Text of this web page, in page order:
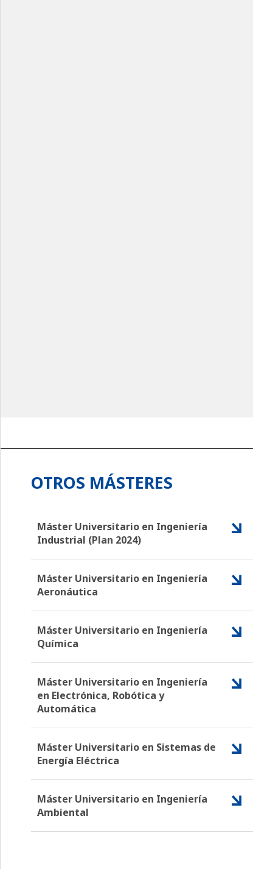
OTROS MÁSTERES
Máster Universitario en Ingeniería
Industrial (Plan 2024)
Máster Universitario en Ingeniería
Aeronáutica
Máster Universitario en Ingeniería
Química
Máster Universitario en Ingeniería
en Electrónica, Robótica y
Automática
Máster Universitario en Sistemas de
Energía Eléctrica
Máster Universitario en Ingeniería
Ambiental